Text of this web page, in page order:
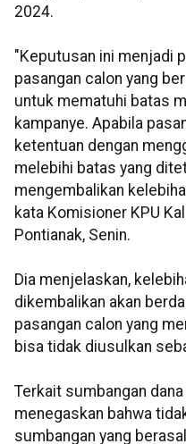
2024.
"Keputusan ini menjadi
pasangan calon yang
untuk mematuhi batas
kampanye. Apabila
ketentuan dengan
melebihi batas yang
mengembalikan
kata Komisioner KPU
Pontianak, Senin.
Dia menjelaskan,
dikembalikan akan
pasangan calon yang
bisa tidak diusulkan
Terkait sumbangan
menegaskan bahwa
sumbangan yang